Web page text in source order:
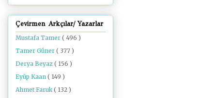
Çevirmen Arkçılar/ Yazarlar
Mustafa Tamer ( 496 )
Tamer Güner ( 377 )
Derya Beyaz ( 156 )
Eyüp Kaan ( 149 )
Ahmet Faruk ( 132 )